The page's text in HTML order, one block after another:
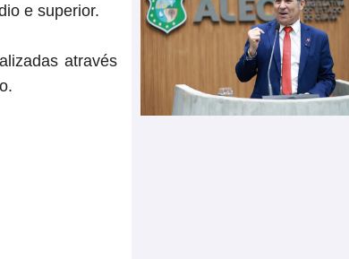
e superior.
através